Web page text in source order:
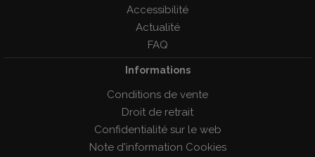
Accessibilité
Actualité
FAQ
Informations
Conditions de vente
Droit de retrait
Confidentialité sur le web
Note d'information Cookies